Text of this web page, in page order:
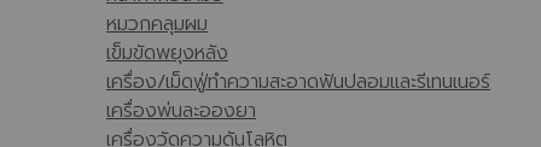
หมวกคลุมผม
เข็มขัดพยุงหลัง
เครื่อง/เม็ดฟู่ทำความสะอาดฟันปลอมและรีเทนเนอร์
เครื่องพ่นละอองยา
เครื่องวัดความดันโลหิต